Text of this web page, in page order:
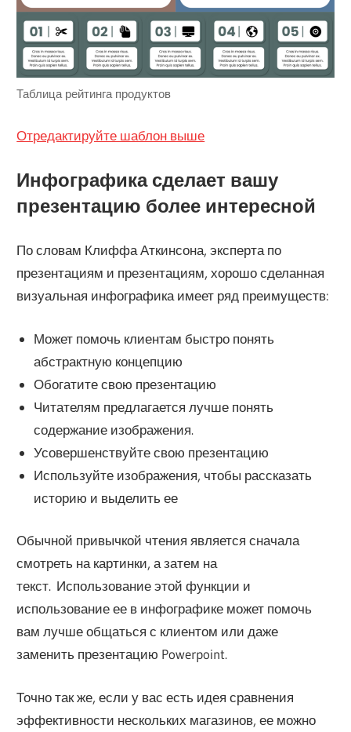
Таблица рейтинга продуктов
Отредактируйте шаблон выше
Инфографика сделает вашу
презентацию более интересной
По словам Клиффа Аткинсона, эксперта по
презентациям и презентациям, хорошо сделанная
визуальная инфографика имеет ряд преимуществ:
Может помочь клиентам быстро понять
абстрактную концепцию
Обогатите свою презентацию
Читателям предлагается лучше понять
содержание изображения.
Усовершенствуйте свою презентацию
Используйте изображения, чтобы рассказать
историю и выделить ее
Обычной привычкой чтения является сначала
смотреть на картинки, а затем на
текст. Использование этой функции и
использование ее в инфографике может помочь
вам лучше общаться с клиентом или даже
заменить презентацию Powerpoint.
Точно так же, если у вас есть идея сравнения
эффективности нескольких магазинов, ее можно